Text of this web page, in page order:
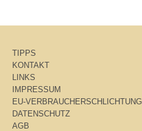
TIPPS
KONTAKT
LINKS
IMPRESSUM
EU-VERBRAUCHERSCHLICHTUNG
DATENSCHUTZ
AGB